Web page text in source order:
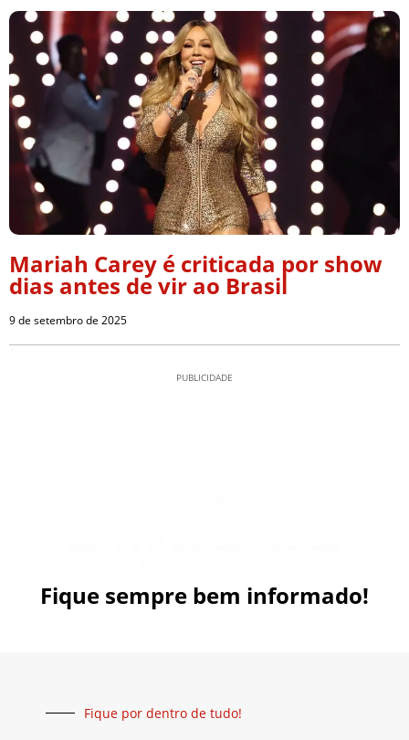
Mariah Carey é criticada por show
dias antes de vir ao Brasil
9 de setembro de 2025
PUBLICIDADE
Fique sempre bem informado!
Fique por dentro de tudo!